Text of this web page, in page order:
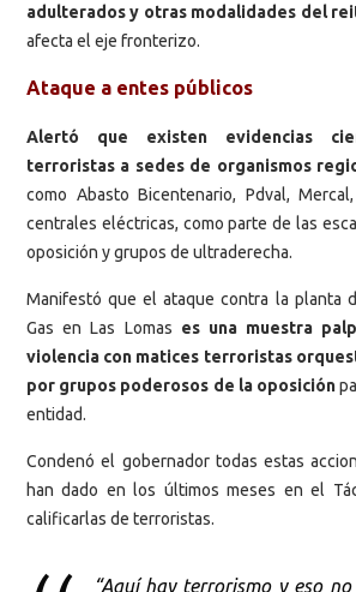
adulterados y otras modalidades del
afecta el eje fronterizo.
Ataque a entes públicos
Alertó que existen evidencias
terroristas a sedes de organismos
como Abasto Bicentenario, Pdval,
centrales eléctricas, como parte de las
oposición y grupos de ultraderecha.
Manifestó que el ataque contra la planta
Gas en Las Lomas es una muestra
violencia con matices terroristas
por grupos poderosos de la oposición
entidad.
Condenó el gobernador todas estas
han dado en los últimos meses en el
calificarlas de terroristas.
“Aquí hay terrorismo y eso